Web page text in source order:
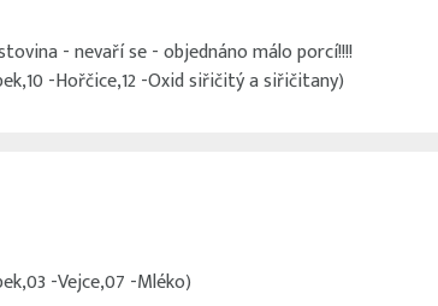
- nevaří se - objednáno málo porcí!!!!
-Hořčice,12 -Oxid siřičitý a siřičitany)
-Vejce,07 -Mléko)